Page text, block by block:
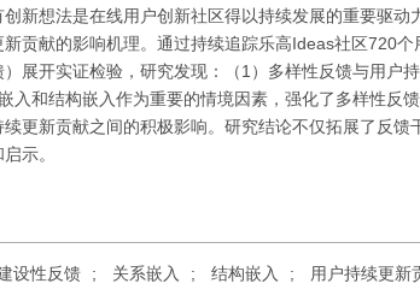
创新想法是在线用户创新社区得以持续发展的重要驱
贡献的影响机理。通过持续追踪乐高Ideas社区720
）展开实证检验，研究发现：（1）多样性反馈与用户
入和结构嵌入作为重要的情境因素，强化了多样性反
更新贡献之间的积极影响。研究结论不仅拓展了反
示。
设性反馈 ; 关系嵌入 ; 结构嵌入 ; 用户持续更新